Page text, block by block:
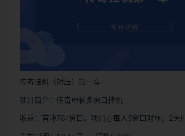
传奇挂机（对压）第一车
项目简介：传奇电脑多窗口挂机
收益：首冲78/窗口，项目方每人5窗口对压，2天